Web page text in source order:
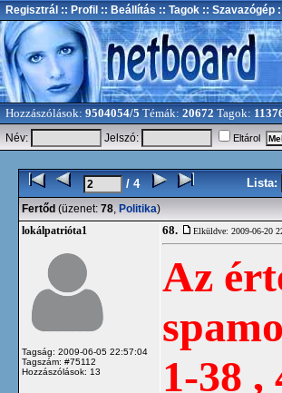
Regisztrál :: Profil :: Beállítás :: Tagok :: Szavazógép
Hozzászólások: 9504054/5 Témák: 20672 Tagok:
Név:
Jelszó: Eltárol
/ 4 Lista:
Fertőd (üzenet: 78, Politika)
lokálpatrióta1
Tagság: 2009-06-05 22:57:04
Tagszám: #75112
Hozzászólások: 13
68. Elküldve: 2009-06-20
Az
1-38 ,